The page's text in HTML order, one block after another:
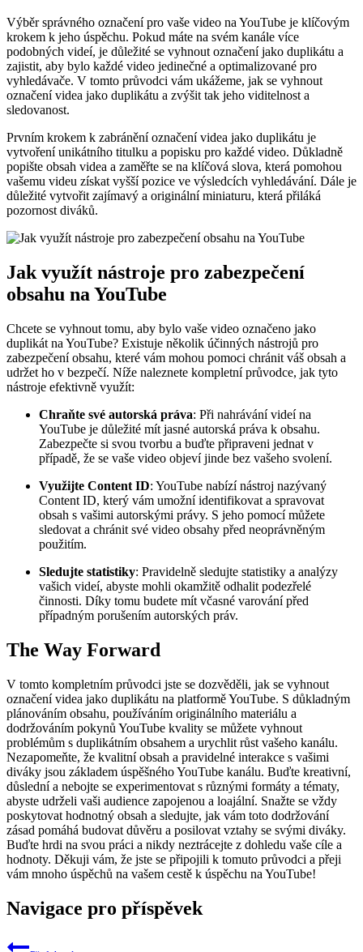
Výběr správného označení pro vaše video na YouTube je klíčovým
krokem k jeho úspěchu. Pokud máte na svém kanále více
podobných videí, je důležité se vyhnout označení jako duplikátu a
zajistit, aby bylo každé video jedinečné a optimalizované pro
vyhledávače. V tomto průvodci vám ukážeme, jak se vyhnout
označení videa jako duplikátu a zvýšit tak jeho viditelnost a
sledovanost.
Prvním krokem k zabránění označení videa jako duplikátu je
vytvoření unikátního titulku a popisku pro každé video. Důkladně
popište obsah videa a zaměřte se na klíčová slova, která pomohou
vašemu videu získat vyšší pozice ve výsledcích vyhledávání. Dále je
důležité vytvořit zajímavý a originální miniaturu, která přiláká
pozornost diváků.
Jak využít nástroje pro zabezpečení
obsahu na YouTube
Chcete se vyhnout tomu, aby bylo vaše video označeno jako
duplikát na YouTube? Existuje několik účinných nástrojů pro
zabezpečení obsahu, které vám mohou pomoci chránit váš obsah a
udržet ho v bezpečí. Níže naleznete kompletní průvodce, jak tyto
nástroje efektivně využít:
Chraňte své autorská práva: Při nahrávání videí na
YouTube je důležité mít jasné autorská práva k obsahu.
Zabezpečte si svou tvorbu a buďte připraveni jednat v
případě, že se vaše video objeví jinde bez vašeho svolení.
Využijte Content ID: YouTube nabízí nástroj nazývaný
Content ID, který vám umožní identifikovat a spravovat
obsah s vašimi autorskými právy. S jeho pomocí můžete
sledovat a chránit své video obsahy před neoprávněným
použitím.
Sledujte statistiky: Pravidelně sledujte statistiky a analýzy
vašich videí, abyste mohli okamžitě odhalit podezřelé
činnosti. Díky tomu budete mít včasné varování před
případným porušením autorských práv.
The Way Forward
V tomto kompletním průvodci jste se dozvěděli, jak se vyhnout
označení videa jako duplikátu na platformě YouTube. S důkladným
plánováním obsahu, používáním originálního materiálu a
dodržováním pokynů YouTube kvality se můžete vyhnout
problémům s duplikátním obsahem a urychlit růst vašeho kanálu.
Nezapomeňte, že kvalitní obsah a pravidelné interakce s vašimi
diváky jsou základem úspěšného YouTube kanálu. Buďte kreativní,
důslední a nebojte se experimentovat s různými formáty a tématy,
abyste udrželi vaši audience zapojenou a loajální. Snažte se vždy
poskytovat hodnotný obsah a sledujte, jak vám toto dodržování
zásad pomáhá budovat důvěru a posilovat vztahy se svými diváky.
Buďte hrdi na svou práci a nikdy neztrácejte z dohledu vaše cíle a
hodnoty. Děkuji vám, že jste se připojili k tomuto průvodci a přeji
vám mnoho úspěchů na vašem cestě k úspěchu na YouTube!
Navigace pro příspěvek